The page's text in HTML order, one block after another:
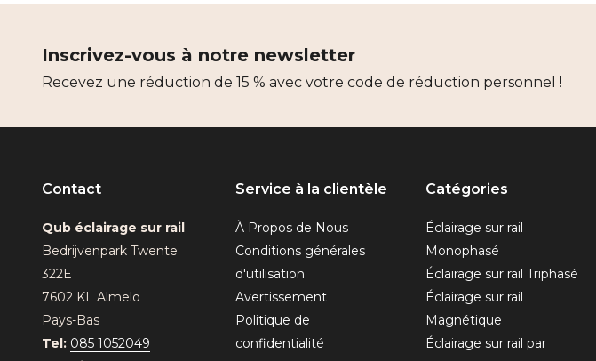
Inscrivez-vous à notre newsletter
Recevez une réduction de 15 % avec votre code de réduction personnel !
Contact
Qub éclairage sur rail
Bedrijvenpark Twente
322E
7602 KL Almelo
Pays-Bas
Tel: 085 1052049
Service à la clientèle
À Propos de Nous
Conditions générales
d'utilisation
Avertissement
Politique de
confidentialité
Catégories
Éclairage sur rail
Monophasé
Éclairage sur rail Triphasé
Éclairage sur rail
Magnétique
Éclairage sur rail par